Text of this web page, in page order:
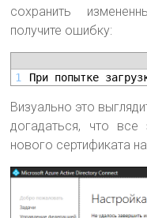
сохранить
получите ошибку:
1
При попытке
Визуально это
догадаться, что все
нового сертификата